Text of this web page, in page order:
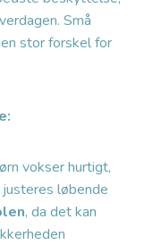
Små
stor forskel for
vokser hurtigt,
løbende
, da det kan